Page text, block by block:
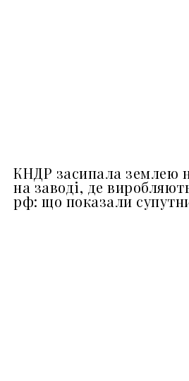
КНДР засипала землею
на заводі, де
рф: що показали